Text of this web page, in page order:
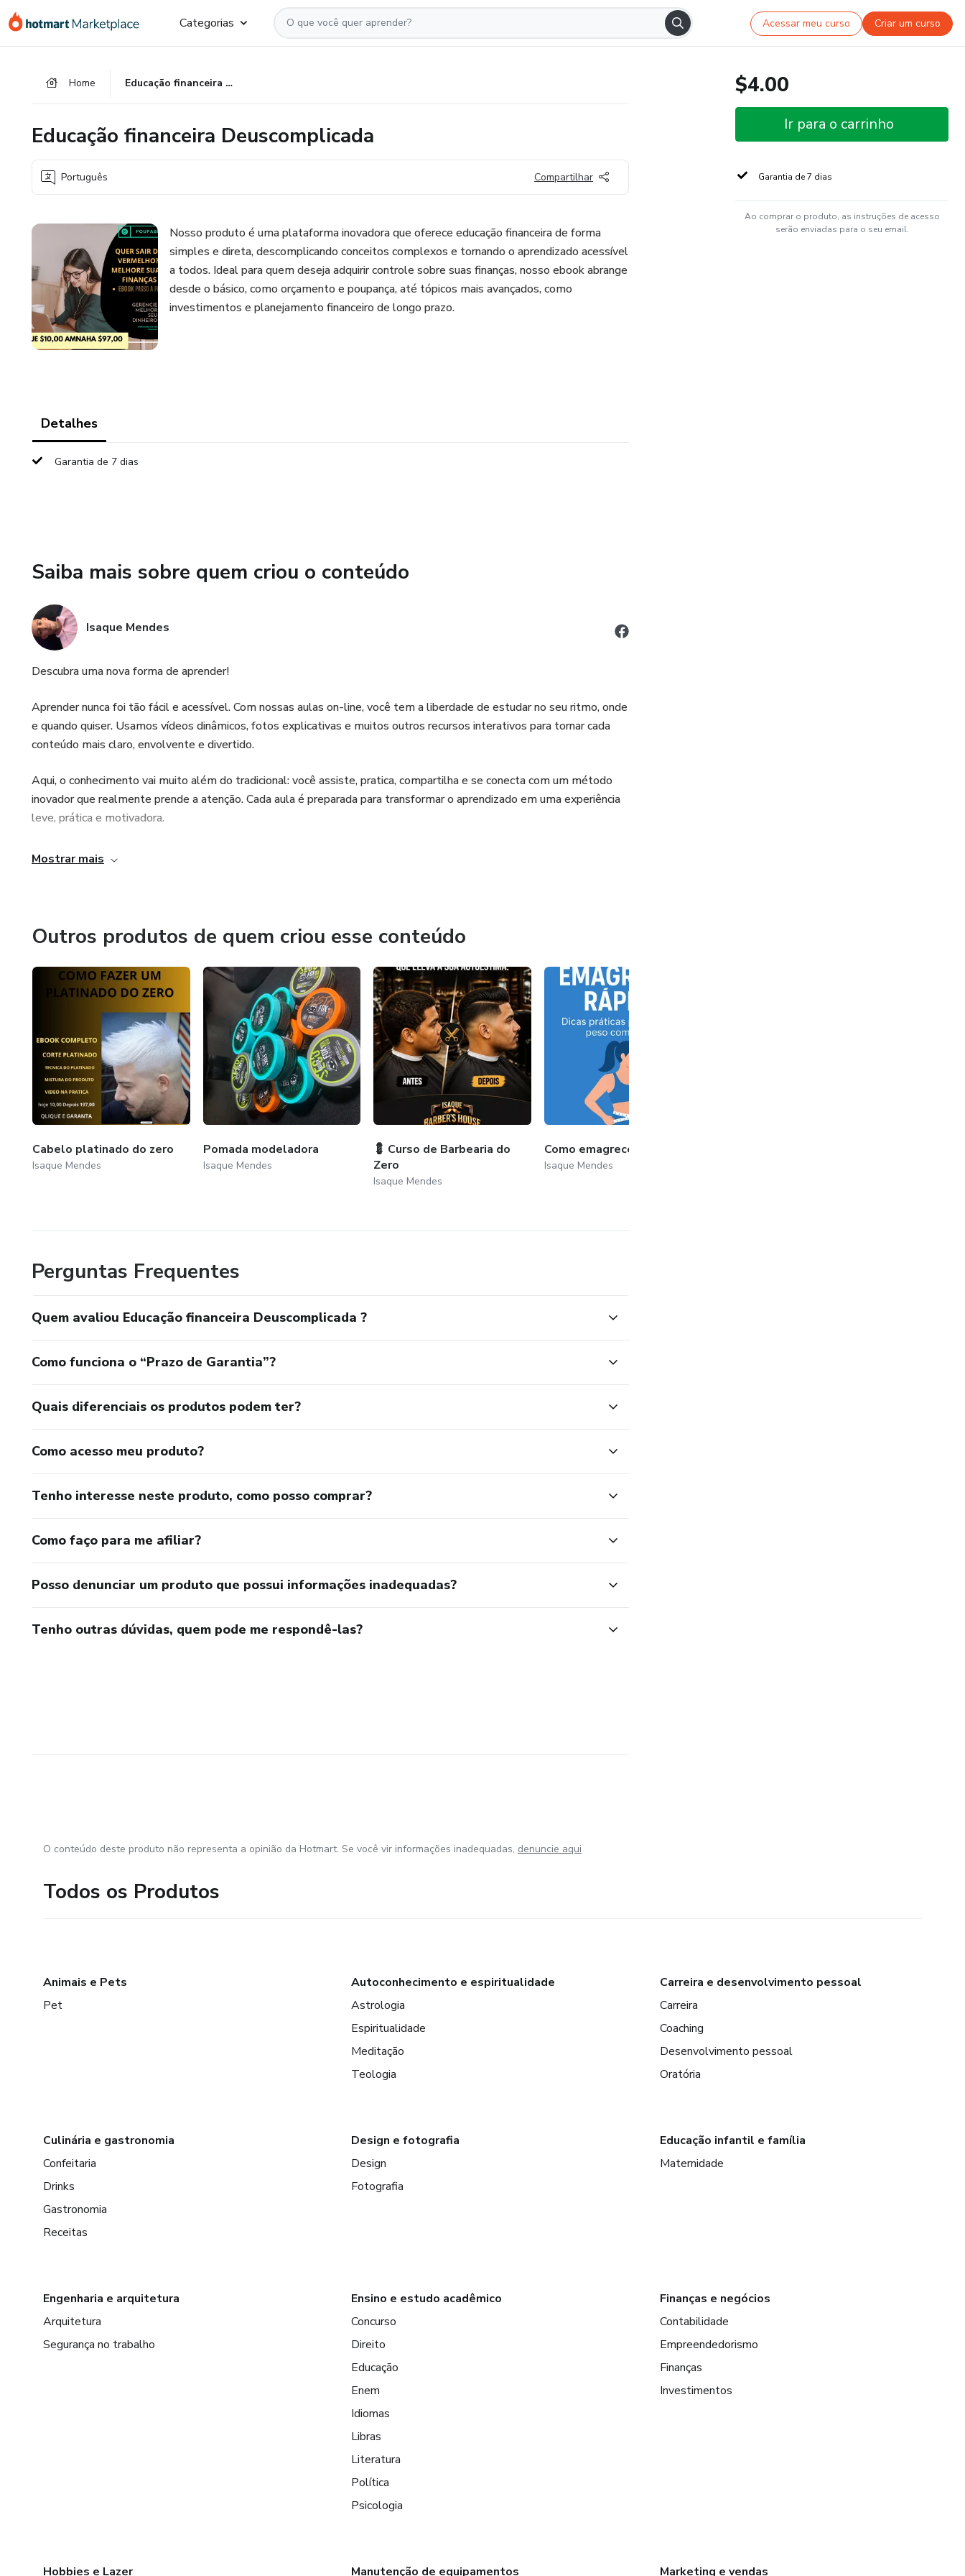
para
para
para
Categorias Acessar meu curso Criar um curso
Home Educação financeira Deuscomplicada
Educação financeira Deuscomplicada
Português Compartilhar
Nosso produto é uma plataforma inovadora que oferece educação financeira de forma
simples e direta, descomplicando conceitos complexos e tornando o aprendizado acessível
a todos. Ideal para quem deseja adquirir controle sobre suas finanças, nosso ebook abrange
desde o básico, como orçamento e poupança, até tópicos mais avançados, como
investimentos e planejamento financeiro de longo prazo.
Detalhes
Garantia de 7 dias
Saiba mais sobre quem criou o conteúdo
Isaque Mendes
Descubra uma nova forma de aprender!
Aprender nunca foi tão fácil e acessível. Com nossas aulas on-line, você tem a liberdade de estudar no seu ritmo, onde
e quando quiser. Usamos vídeos dinâmicos, fotos explicativas e muitos outros recursos interativos para tornar cada
conteúdo mais claro, envolvente e divertido.
Aqui, o conhecimento vai muito além do tradicional: você assiste, pratica, compartilha e se conecta com um método
inovador que realmente prende a atenção. Cada aula é preparada para transformar o aprendizado em uma experiência
leve, prática e motivadora.
Não importa se você está começando agora ou já tem experiência: sempre há algo novo para descobrir. Venha
Mostrar mais
Outros produtos de quem criou esse conteúdo
Cabelo platinado do zero
Isaque Mendes
Pomada modeladora
Isaque Mendes
💈 Curso de Barbearia do
Zero
Isaque Mendes
Como emagrecer rapido
Isaque Mendes
Perguntas Frequentes
Quem avaliou Educação financeira Deuscomplicada ?
Como funciona o “Prazo de Garantia”?
Quais diferenciais os produtos podem ter?
Como acesso meu produto?
Tenho interesse neste produto, como posso comprar?
Como faço para me afiliar?
Posso denunciar um produto que possui informações inadequadas?
Tenho outras dúvidas, quem pode me respondê-las?
$4.00
Ir para o carrinho
Garantia de 7 dias
Ao comprar o produto, as instruções de acesso
serão enviadas para o seu email.
O conteúdo deste produto não representa a opinião da Hotmart. Se você vir informações inadequadas, denuncie aqui
Todos os Produtos
Animais e Pets
Pet
Autoconhecimento e espiritualidade
Astrologia
Espiritualidade
Meditação
Teologia
Carreira e desenvolvimento pessoal
Carreira
Coaching
Desenvolvimento pessoal
Oratória
Culinária e gastronomia
Confeitaria
Drinks
Gastronomia
Receitas
Design e fotografia
Design
Fotografia
Educação infantil e família
Maternidade
Engenharia e arquitetura
Arquitetura
Segurança no trabalho
Ensino e estudo acadêmico
Concurso
Direito
Educação
Enem
Idiomas
Libras
Literatura
Política
Psicologia
Finanças e negócios
Contabilidade
Empreendedorismo
Finanças
Investimentos
Hobbies e Lazer Manutenção de equipamentos Marketing e vendas